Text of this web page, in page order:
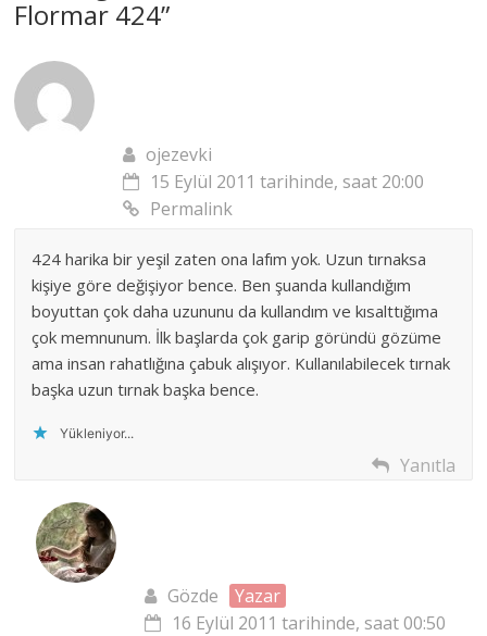
Flormar 424”
ojezevki
15 Eylül 2011 tarihinde, saat 20:00
Permalink
424 harika bir yeşil zaten ona lafım yok. Uzun tırnaksa
kişiye göre değişiyor bence. Ben şuanda kullandığım
boyuttan çok daha uzununu da kullandım ve kısalttığıma
çok memnunum. İlk başlarda çok garip göründü gözüme
ama insan rahatlığına çabuk alışıyor. Kullanılabilecek tırnak
başka uzun tırnak başka bence.
Yükleniyor...
Yanıtla
Gözde
Yazar
16 Eylül 2011 tarihinde, saat 00:50